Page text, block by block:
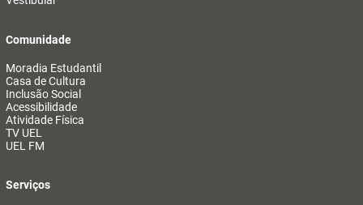
Comunidade
Moradia Estudantil
Casa de Cultura
Inclusão Social
Acessibilidade
Atividade Física
TV UEL
UEL FM
Serviços